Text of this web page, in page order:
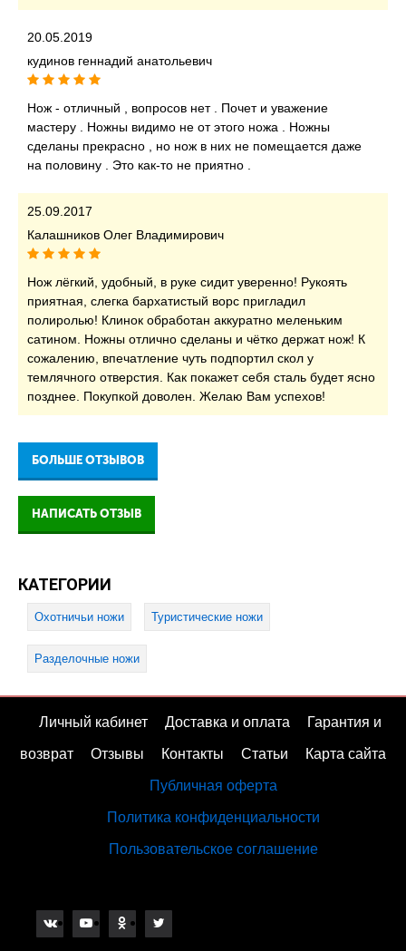
20.05.2019
кудинов геннадий анатольевич
Нож - отличный , вопросов нет . Почет и уважение
мастеру . Ножны видимо не от этого ножа . Ножны
сделаны прекрасно , но нож в них не помещается даже
на половину . Это как-то не приятно .
25.09.2017
Калашников Олег Владимирович
Нож лёгкий, удобный, в руке сидит уверенно! Рукоять
приятная, слегка бархатистый ворс пригладил
полиролью! Клинок обработан аккуратно меленьким
сатином. Ножны отлично сделаны и чётко держат нож! К
сожалению, впечатление чуть подпортил скол у
темлячного отверстия. Как покажет себя сталь будет ясно
позднее. Покупкой доволен. Желаю Вам успехов!
БОЛЬШЕ ОТЗЫВОВ
НАПИСАТЬ ОТЗЫВ
КАТЕГОРИИ
Охотничьи ножи Туристические ножи
Разделочные ножи
Личный кабинет Доставка и оплата Гарантия и
возврат Отзывы Контакты Статьи Карта сайта
Публичная оферта
Политика конфиденциальности
Пользовательское соглашение